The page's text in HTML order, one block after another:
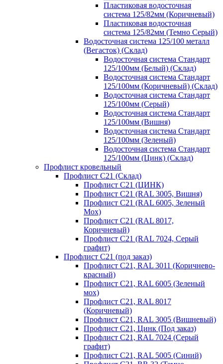
Пластиковая водосточная
система 125/82мм (Коричневый)
Пластиковая водосточная
система 125/82мм (Темно Серый)
Водосточная система 125/100 металл
(Вегасток) (Склад)
Водосточная система Стандарт
125/100мм (Белый) (Склад)
Водосточная система Стандарт
125/100мм (Коричневый) (Склад)
Водосточная система Стандарт
125/100мм (Серый)
Водосточная система Стандарт
125/100мм (Вишня)
Водосточная система Стандарт
125/100мм (Зеленый)
Водосточная система Стандарт
125/100мм (Цинк) (Склад)
Профлист кровельный
Профлист С21 (Склад)
Профлист С21 (ЦИНК)
Профлист С21 (RAL 3005, Вишня)
Профлист С21 (RAL 6005, Зеленый
Мох)
Профлист С21 (RAL 8017,
Коричневый)
Профлист С21 (RAL 7024, Серый
графит)
Профлист С21 (под заказ)
Профлист С21, RAL 3011 (Коричнево-
красный)
Профлист С21, RAL 6005 (Зеленый
мох)
Профлист С21, RAL 8017
(Коричневый)
Профлист С21, RAL 3005 (Вишневый)
Профлист С21, Цинк (Под заказ)
Профлист С21, RAL 7024 (Серый
графит)
Профлист С21, RAL 5005 (Синий)